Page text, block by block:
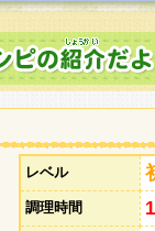
レベル
調理時間